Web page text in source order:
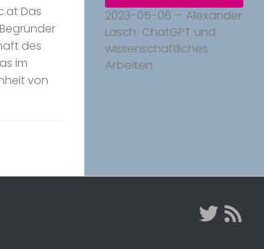
Das
des
im
von
2023-05-06 – Alexander
Lasch: ChatGPT und
wissenschaftliches
Arbeiten